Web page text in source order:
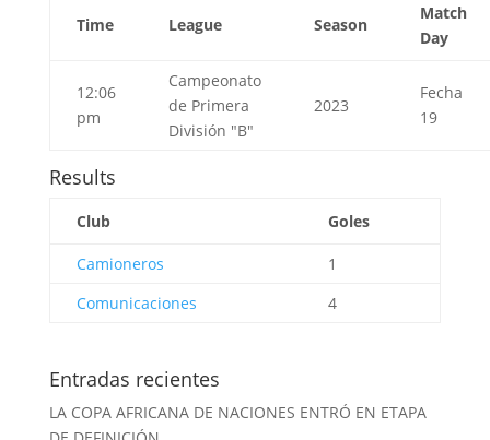
Time League Season
Match
Day
12:06
pm
Campeonato
de Primera
División "B"
2023
Fecha
19
Results
Club Goles
Camioneros
1
Comunicaciones
4
Entradas recientes
LA COPA AFRICANA DE NACIONES ENTRÓ EN ETAPA